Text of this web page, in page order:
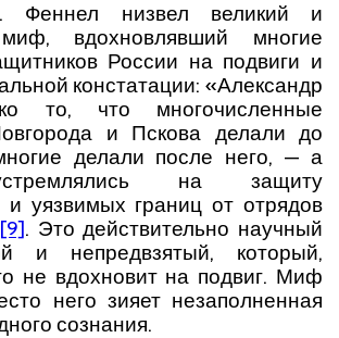
Феннел низвел великий и
вдохновлявший многие
России на подвиги и
констатации: «Александр
то, что многочисленные
и Пскова делали до
делали после него, — а
на защиту
и уязвимых границ от отрядов
[9]. Это действительно научный
и непредвзятый, который,
не вдохновит на подвиг. Миф
него зияет незаполненная
сознания.